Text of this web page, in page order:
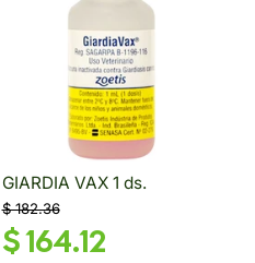
GIARDIA VAX 1 ds.
$ 182.36
$ 164.12